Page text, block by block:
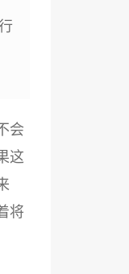
会
这
将